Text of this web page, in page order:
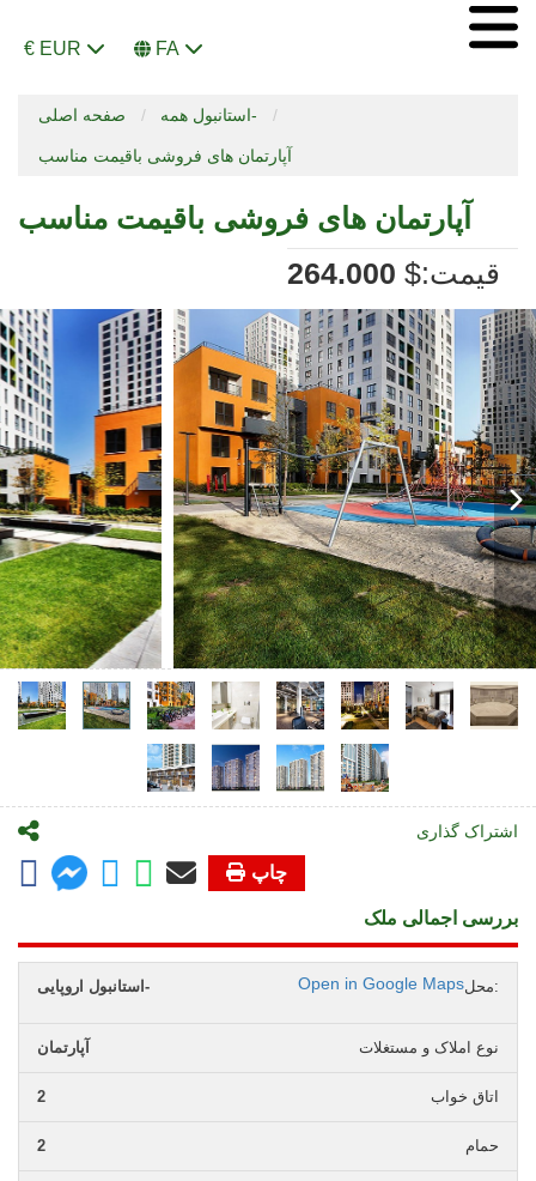
€ EUR FA
صفحه اصلی استانبول همه-
آپارتمان های فروشی باقیمت مناسب
آپارتمان های فروشی باقیمت مناسب
:قیمت
264.000 $
اشتراک گذاری
چاپ
بررسی اجمالی ملک
محل: استانبول اروپایی- Open in Google Maps
نوع املاک و مستغلات آپارتمان
اتاق خواب 2
حمام 2